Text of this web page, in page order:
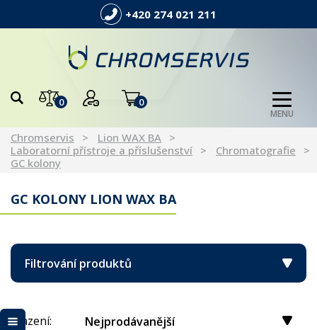
+420 274 021 211
0 0
MENU
Chromservis
Lion WAX BA
Laboratorní přístroje a příslušenství
Chromatografie
GC kolony
GC KOLONY LION WAX BA
Filtrování produktů
Řazení: Nejprodávanější